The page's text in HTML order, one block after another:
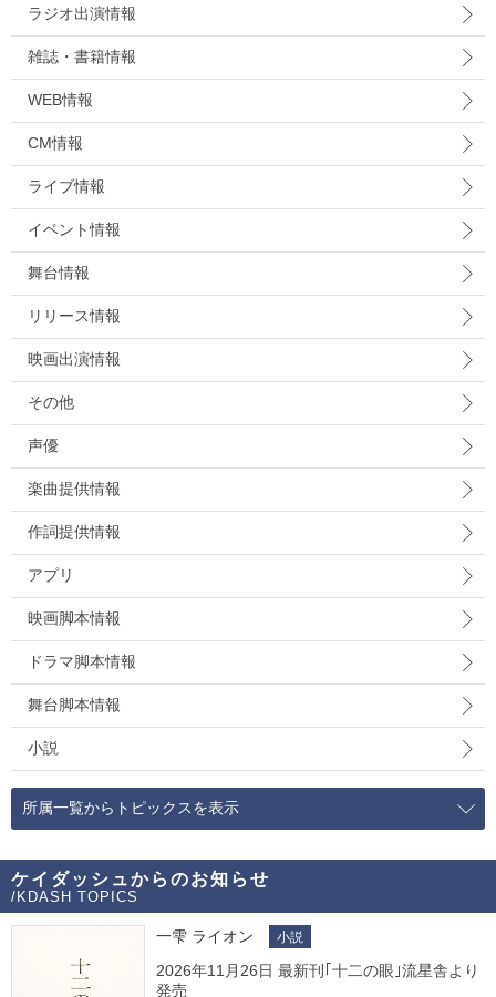
ラジオ出演情報
雑誌・書籍情報
WEB情報
CM情報
ライブ情報
イベント情報
舞台情報
リリース情報
映画出演情報
その他
声優
楽曲提供情報
作詞提供情報
アプリ
映画脚本情報
ドラマ脚本情報
舞台脚本情報
小説
所属一覧からトピックスを表示
ケイダッシュからのお知らせ
/KDASH TOPICS
一雫 ライオン 小説
2026年11月26日 最新刊｢十二の眼｣流星舎より
発売